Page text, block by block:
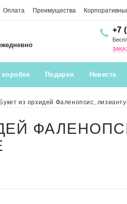
Оплата Преимущества
+7
коробке Подарки Невеста
Букет из орхидей Фаленопсис,